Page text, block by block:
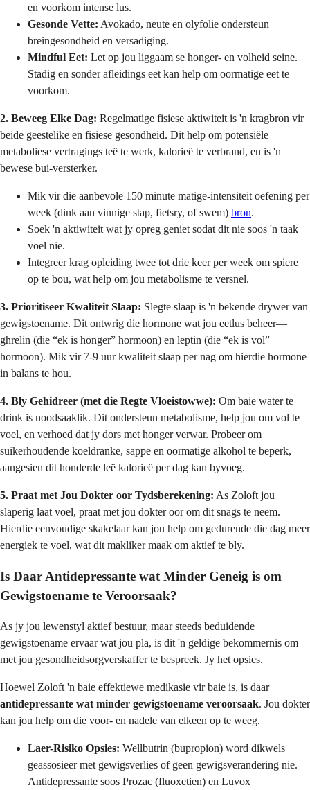
en voorkom intense lus.
Gesonde Vette: Avokado, neute en olyfolie ondersteun
breingesondheid en versadiging.
Mindful Eet: Let op jou liggaam se honger- en volheid seine.
Stadig en sonder afleidings eet kan help om oormatige eet te
voorkom.
2. Beweeg Elke Dag: Regelmatige fisiese aktiwiteit is 'n kragbron vir
beide geestelike en fisiese gesondheid. Dit help om potensiële
metaboliese vertragings teë te werk, kalorieë te verbrand, en is 'n
bewese bui-versterker.
Mik vir die aanbevole 150 minute matige-intensiteit oefening per
week (dink aan vinnige stap, fietsry, of swem) bron.
Soek 'n aktiwiteit wat jy opreg geniet sodat dit nie soos 'n taak
voel nie.
Integreer krag opleiding twee tot drie keer per week om spiere
op te bou, wat help om jou metabolisme te versnel.
3. Prioritiseer Kwaliteit Slaap: Slegte slaap is 'n bekende drywer van
gewigstoename. Dit ontwrig die hormone wat jou eetlus beheer—
ghrelin (die “ek is honger” hormoon) en leptin (die “ek is vol”
hormoon). Mik vir 7-9 uur kwaliteit slaap per nag om hierdie hormone
in balans te hou.
4. Bly Gehidreer (met die Regte Vloeistowwe): Om baie water te
drink is noodsaaklik. Dit ondersteun metabolisme, help jou om vol te
voel, en verhoed dat jy dors met honger verwar. Probeer om
suikerhoudende koeldranke, sappe en oormatige alkohol te beperk,
aangesien dit honderde leë kalorieë per dag kan byvoeg.
5. Praat met Jou Dokter oor Tydsberekening: As Zoloft jou
slaperig laat voel, praat met jou dokter oor om dit snags te neem.
Hierdie eenvoudige skakelaar kan jou help om gedurende die dag meer
energiek te voel, wat dit makliker maak om aktief te bly.
Is Daar Antidepressante wat Minder Geneig is om
Gewigstoename te Veroorsaak?
As jy jou lewenstyl aktief bestuur, maar steeds beduidende
gewigstoename ervaar wat jou pla, is dit 'n geldige bekommernis om
met jou gesondheidsorgverskaffer te bespreek. Jy het opsies.
Hoewel Zoloft 'n baie effektiewe medikasie vir baie is, is daar
antidepressante wat minder gewigstoename veroorsaak. Jou dokter
kan jou help om die voor- en nadele van elkeen op te weeg.
Laer-Risiko Opsies: Wellbutrin (bupropion) word dikwels
geassosieer met gewigsverlies of geen gewigsverandering nie.
Antidepressante soos Prozac (fluoxetien) en Luvox